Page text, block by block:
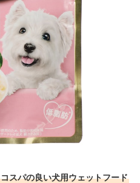
コスパの良い犬用ウェットフード